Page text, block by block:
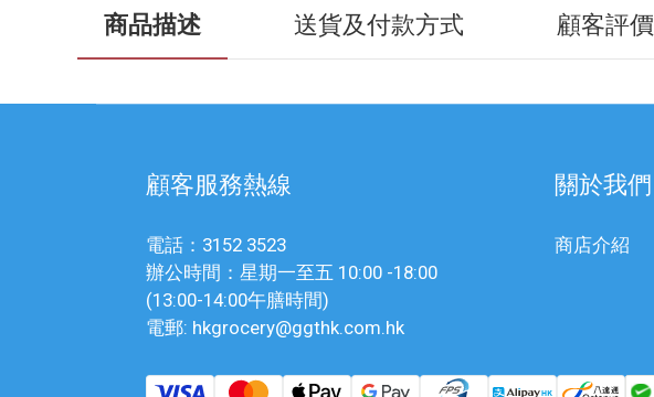
商品描述 送貨及付款方式 顧客評價
顧客服務熱線
電話：3152 3523
辦公時間：星期一至五 10:00 -18:00
(13:00-14:00午膳時間)
電郵: hkgrocery@ggthk.com.hk
關於我們
商店介紹